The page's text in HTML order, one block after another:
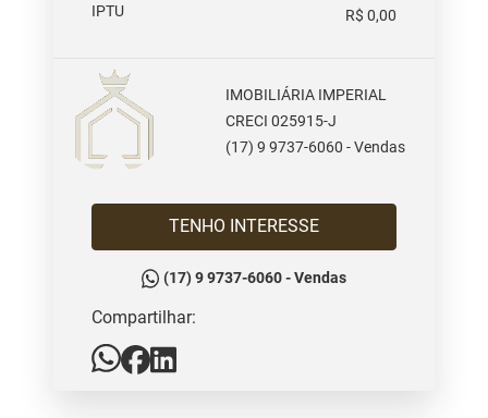
IPTU
R$ 0,00
IMOBILIÁRIA IMPERIAL
CRECI 025915-J
(17) 9 9737-6060 - Vendas
TENHO INTERESSE
(17) 9 9737-6060 - Vendas
Compartilhar: